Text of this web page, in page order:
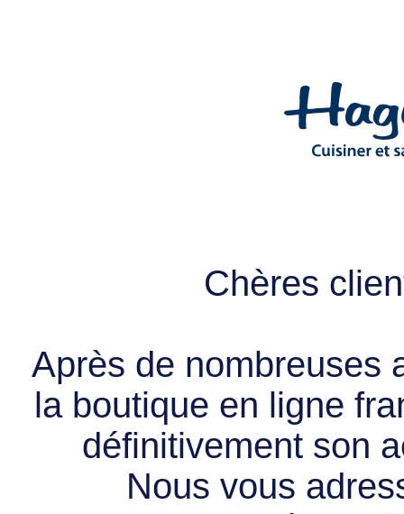
Chères
Après de nombreuses
la boutique en ligne
définitivement son
Nous vous